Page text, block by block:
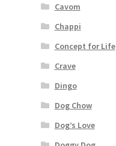
Cavom
Chappi
Concept for Life
Crave
Dingo
Dog Chow
Dog’s Love